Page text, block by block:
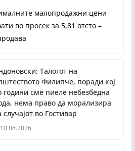
малопродажни цени
во просек за 5,81 отсто –
Талогот на
Филипче, поради кој
години сме пиеле небезбедна
нема право да морализира
случајот во Гостивар
10.08.2026